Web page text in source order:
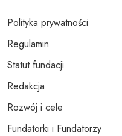
Polityka prywatności
Regulamin
Statut fundacji
Redakcja
Rozwój i cele
Fundatorki i Fundatorzy